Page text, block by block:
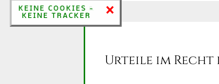
×
KEINE COOKIES &
KEINE TRACKER
Urteile im Recht
×
KEINE COOKIES -
KEINE TRACKER